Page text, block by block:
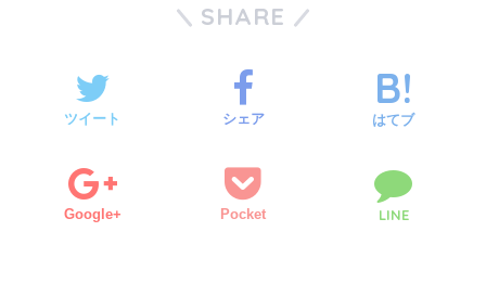
SHARE
ツイート シェア はてブ
Google+ Pocket LINE